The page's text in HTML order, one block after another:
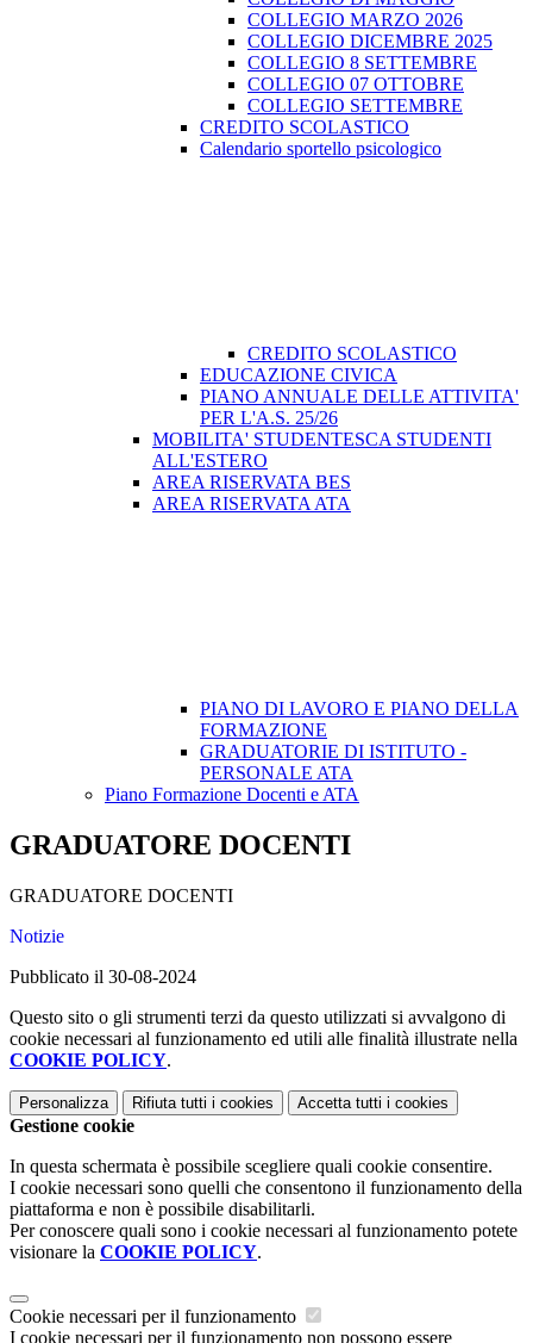
COLLEGIO MARZO 2026
COLLEGIO DICEMBRE 2025
COLLEGIO 8 SETTEMBRE
COLLEGIO 07 OTTOBRE
COLLEGIO SETTEMBRE
CREDITO SCOLASTICO
Calendario sportello psicologico
CREDITO SCOLASTICO
EDUCAZIONE CIVICA
PIANO ANNUALE DELLE ATTIVITA'
PER L'A.S. 25/26
MOBILITA' STUDENTESCA STUDENTI
ALL'ESTERO
AREA RISERVATA BES
AREA RISERVATA ATA
PIANO DI LAVORO E PIANO DELLA
FORMAZIONE
GRADUATORIE DI ISTITUTO -
PERSONALE ATA
Piano Formazione Docenti e ATA
GRADUATORE DOCENTI
GRADUATORE DOCENTI
Notizie
Pubblicato il 30-08-2024
Questo sito o gli strumenti terzi da questo utilizzati si avvalgono di
cookie necessari al funzionamento ed utili alle finalità illustrate nella
COOKIE POLICY.
Personalizza Rifiuta tutti i cookies Accetta tutti i cookies
Gestione cookie
In questa schermata è possibile scegliere quali cookie consentire.
I cookie necessari sono quelli che consentono il funzionamento della
piattaforma e non è possibile disabilitarli.
Per conoscere quali sono i cookie necessari al funzionamento potete
visionare la COOKIE POLICY.
Cookie necessari per il funzionamento
I cookie necessari per il funzionamento non possono essere